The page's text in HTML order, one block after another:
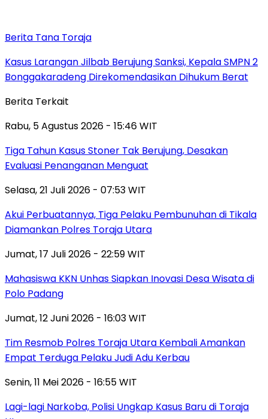
Berita Tana Toraja
Kasus Larangan Jilbab Berujung Sanksi, Kepala SMPN 2
Bonggakaradeng Direkomendasikan Dihukum Berat
Berita Terkait
Rabu, 5 Agustus 2026 - 15:46 WIT
Tiga Tahun Kasus Stoner Tak Berujung, Desakan
Evaluasi Penanganan Menguat
Selasa, 21 Juli 2026 - 07:53 WIT
Akui Perbuatannya, Tiga Pelaku Pembunuhan di Tikala
Diamankan Polres Toraja Utara
Jumat, 17 Juli 2026 - 22:59 WIT
Mahasiswa KKN Unhas Siapkan Inovasi Desa Wisata di
Polo Padang
Jumat, 12 Juni 2026 - 16:03 WIT
Tim Resmob Polres Toraja Utara Kembali Amankan
Empat Terduga Pelaku Judi Adu Kerbau
Senin, 11 Mei 2026 - 16:55 WIT
Lagi-lagi Narkoba, Polisi Ungkap Kasus Baru di Toraja